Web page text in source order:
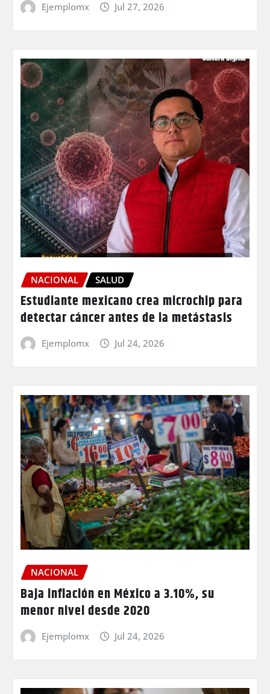
Ejemplomx Jul 27, 2026
NACIONAL SALUD
Estudiante mexicano crea microchip para
detectar cáncer antes de la metástasis
Ejemplomx Jul 24, 2026
NACIONAL
Baja inflación en México a 3.10%, su
menor nivel desde 2020
Ejemplomx Jul 24, 2026